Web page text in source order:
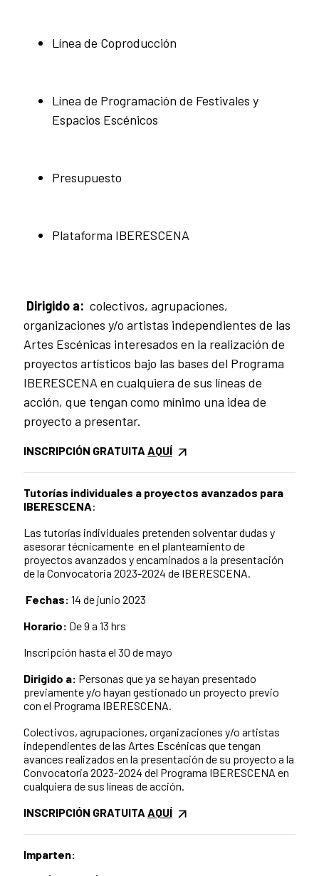
Línea de Coproducción
Línea de Programación de Festivales y
Espacios Escénicos
Presupuesto
Plataforma IBERESCENA
Dirigido a: colectivos, agrupaciones,
organizaciones y/o artistas independientes de las
Artes Escénicas interesados en la realización de
proyectos artísticos bajo las bases del Programa
IBERESCENA en cualquiera de sus líneas de
acción, que tengan como mínimo una idea de
proyecto a presentar.
INSCRIPCIÓN GRATUITA AQUÍ
Tutorías individuales a proyectos avanzados para
IBERESCENA:
Las tutorías individuales pretenden solventar dudas y
asesorar técnicamente en el planteamiento de
proyectos avanzados y encaminados a la presentación
de la Convocatoria 2023-2024 de IBERESCENA.
Fechas: 14 de junio 2023
Horario: De9 a 13 hrs
Inscripción hasta el 30 de mayo
Dirigido a: Personas que ya se hayan presentado
previamente y/o hayan gestionado un proyecto previo
con el Programa IBERESCENA.
Colectivos, agrupaciones, organizaciones y/o artistas
independientes de las Artes Escénicas que tengan
avances realizados en la presentación de su proyecto a la
Convocatoria 2023-2024 del Programa IBERESCENA en
cualquiera de sus líneas de acción.
INSCRIPCIÓN GRATUITA AQUÍ
Imparten: